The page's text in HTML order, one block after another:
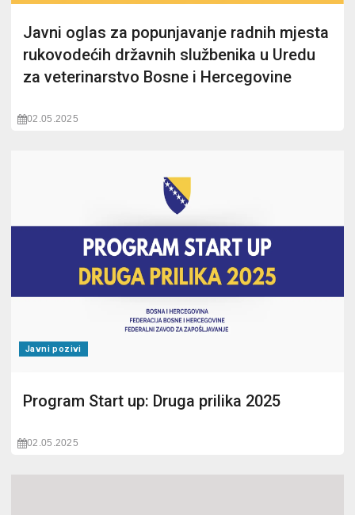
Javni oglas za popunjavanje radnih mjesta
rukovodećih državnih službenika u Uredu
za veterinarstvo Bosne i Hercegovine
02.05.2025
Javni pozivi
Program Start up: Druga prilika 2025
02.05.2025